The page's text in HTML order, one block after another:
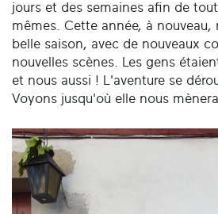
jours et des semaines afin de
mêmes. Cette année, à nouveau,
belle saison, avec de nouveaux
nouvelles scènes. Les gens
et nous aussi ! L'aventure se
Voyons jusqu'où elle nous